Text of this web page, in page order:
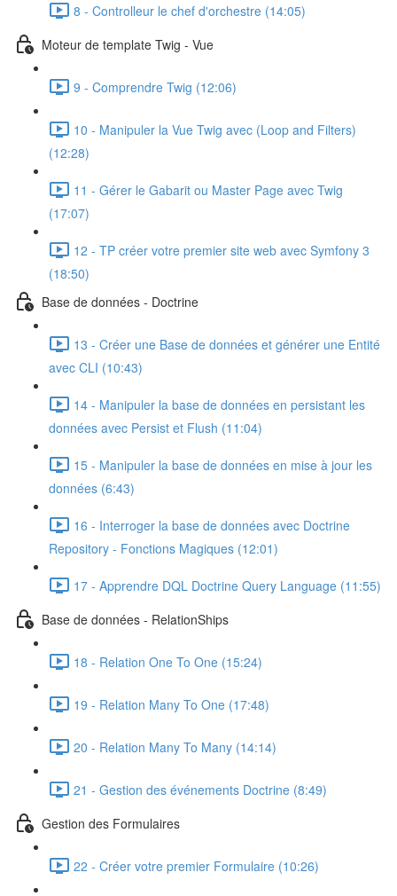
8 - Controlleur le chef d'orchestre (14:05)
Moteur de template Twig - Vue
9 - Comprendre Twig (12:06)
10 - Manipuler la Vue Twig avec (Loop and Filters)
(12:28)
11 - Gérer le Gabarit ou Master Page avec Twig
(17:07)
12 - TP créer votre premier site web avec Symfony 3
(18:50)
Base de données - Doctrine
13 - Créer une Base de données et générer une Entité
avec CLI (10:43)
14 - Manipuler la base de données en persistant les
données avec Persist et Flush (11:04)
15 - Manipuler la base de données en mise à jour les
données (6:43)
16 - Interroger la base de données avec Doctrine
Repository - Fonctions Magiques (12:01)
17 - Apprendre DQL Doctrine Query Language (11:55)
Base de données - RelationShips
18 - Relation One To One (15:24)
19 - Relation Many To One (17:48)
20 - Relation Many To Many (14:14)
21 - Gestion des événements Doctrine (8:49)
Gestion des Formulaires
22 - Créer votre premier Formulaire (10:26)